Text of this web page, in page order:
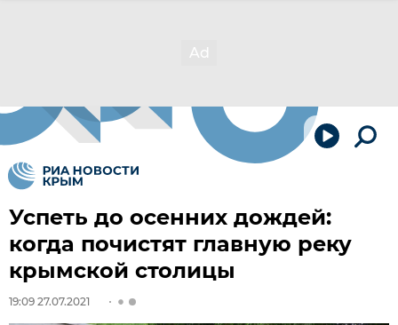
Успеть до осенних дождей:
когда почистят главную реку
крымской столицы
19:09 27.07.2021